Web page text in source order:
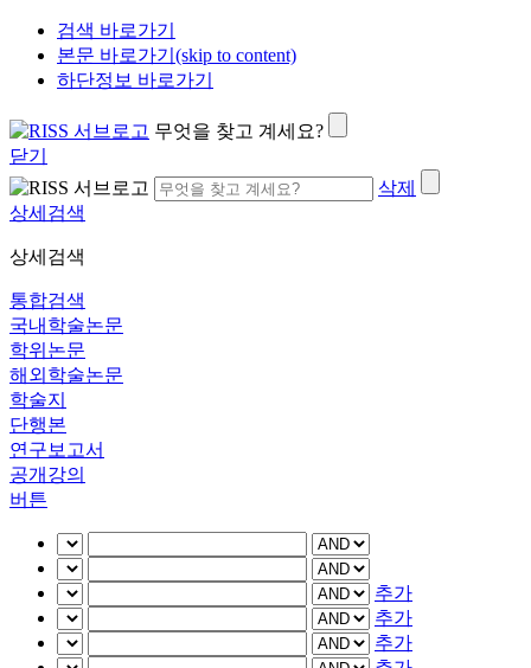
검색 바로가기
본문 바로가기(skip to content)
하단정보 바로가기
무엇을 찾고 계세요?
닫기
삭제
상세검색
상세검색
통합검색
국내학술논문
학위논문
해외학술논문
학술지
단행본
연구보고서
공개강의
버튼
추가
추가
추가